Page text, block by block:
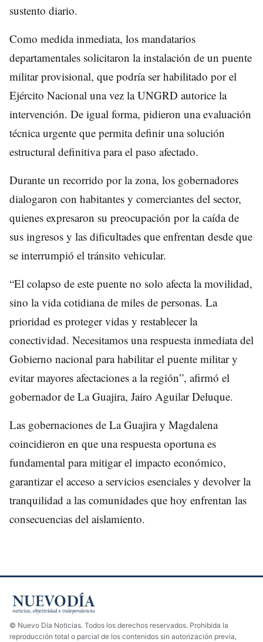
sustento diario.
Como medida inmediata, los mandatarios
departamentales solicitaron la instalación de un puente
militar provisional, que podría ser habilitado por el
Ejército Nacional una vez la UNGRD autorice la
intervención. De igual forma, pidieron una evaluación
técnica urgente que permita definir una solución
estructural definitiva para el paso afectado.
Durante un recorrido por la zona, los gobernadores
dialogaron con habitantes y comerciantes del sector,
quienes expresaron su preocupación por la caída de
sus ingresos y las dificultades que enfrentan desde que
se interrumpió el tránsito vehicular.
“El colapso de este puente no solo afecta la movilidad,
sino la vida cotidiana de miles de personas. La
prioridad es proteger vidas y restablecer la
conectividad. Necesitamos una respuesta inmediata del
Gobierno nacional para habilitar el puente militar y
evitar mayores afectaciones a la región”, afirmó el
gobernador de La Guajira, Jairo Aguilar Deluque.
Las gobernaciones de La Guajira y Magdalena
coincidieron en que una respuesta oportuna es
fundamental para mitigar el impacto económico,
garantizar el acceso a servicios esenciales y devolver la
tranquilidad a las comunidades que hoy enfrentan las
consecuencias del aislamiento.
© Nuevo Día Noticias. Todos los derechos reservados. Prohibida la
reproducción total o parcial de los contenidos sin autorización previa,